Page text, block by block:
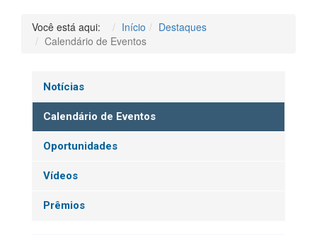
Você está aqui: Início
Destaques
Calendário de Eventos
Notícias
Calendário de Eventos
Oportunidades
Vídeos
Prêmios